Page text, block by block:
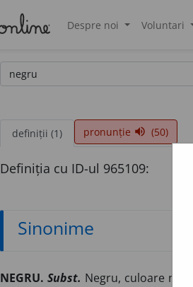
Despre noi Voluntari
definiții (1) pronunție volume_up (50)
Definiția cu ID-ul 965109:
Sinonime
NEGRU.Subst. Negru, culoare